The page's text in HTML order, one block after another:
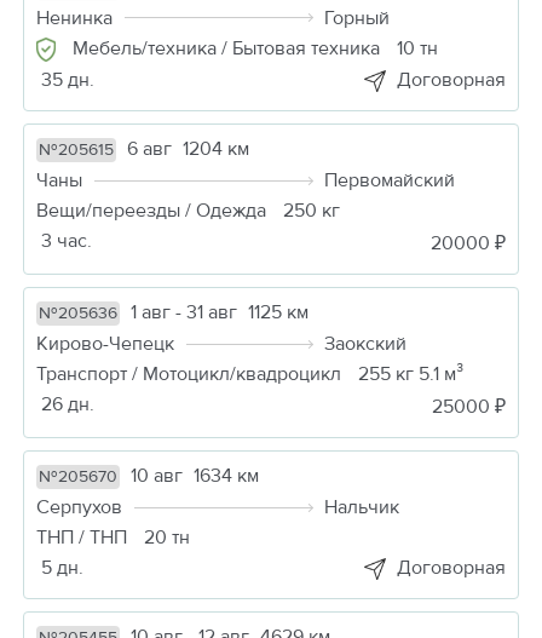
Ненинка
Горный
Мебель/техника / Бытовая техника
10 тн
35 дн.
Договорная
№205615 6 авг 1204 км
Чаны
Первомайский
Вещи/переезды / Одежда
250 кг
3 час.
20000 ₽
№205636 1 авг - 31 авг 1125 км
Кирово-Чепецк
Заокский
Транспорт / Мотоцикл/квадроцикл
255 кг 5.1 м³
26 дн.
25000 ₽
№205670 10 авг 1634 км
Серпухов
Нальчик
ТНП / ТНП
20 тн
5 дн.
Договорная